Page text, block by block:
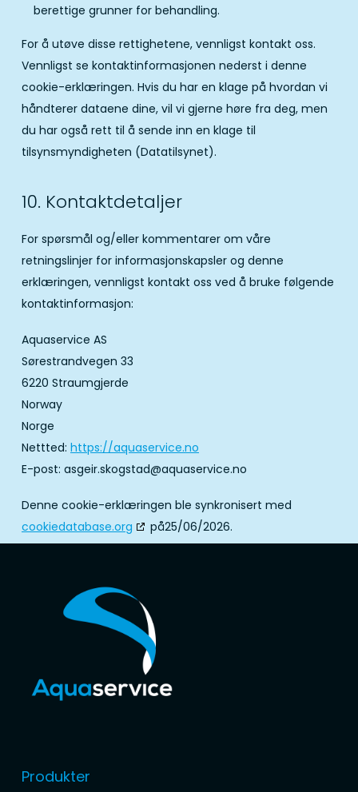
berettige grunner for behandling.
For å utøve disse rettighetene, vennligst kontakt oss.
Vennligst se kontaktinformasjonen nederst i denne
cookie-erklæringen. Hvis du har en klage på hvordan vi
håndterer dataene dine, vil vi gjerne høre fra deg, men
du har også rett til å sende inn en klage til
tilsynsmyndigheten (Datatilsynet).
10. Kontaktdetaljer
For spørsmål og/eller kommentarer om våre
retningslinjer for informasjonskapsler og denne
erklæringen, vennligst kontakt oss ved å bruke følgende
kontaktinformasjon:
Aquaservice AS
Sørestrandvegen 33
6220 Straumgjerde
Norway
Norge
Nettted: https://aquaservice.no
E-post: asgeir.skogstad@aquaservice.no
Denne cookie-erklæringen ble synkronisert med
cookiedatabase.org
på25/06/2026.
Produkter